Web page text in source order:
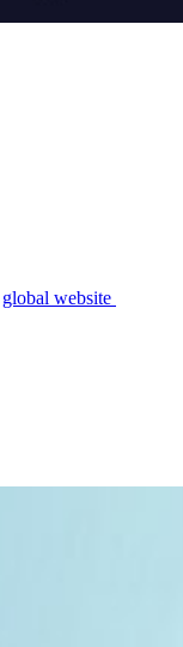
global website